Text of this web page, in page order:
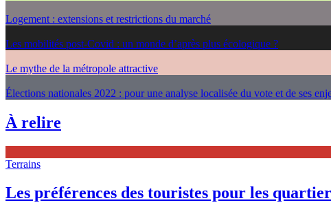
Logement : extensions et restrictions du marché
Les mobilités post-Covid : un monde d’après plus écologique ?
Le mythe de la métropole attractive
Élections nationales 2022 : pour une analyse localisée du vote et de ses
À relire
Terrains
Les préférences des touristes pour les